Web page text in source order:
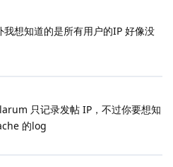
想知道的是所有用户的IP 好像没
只记录发帖 IP，不过你要想知
的log